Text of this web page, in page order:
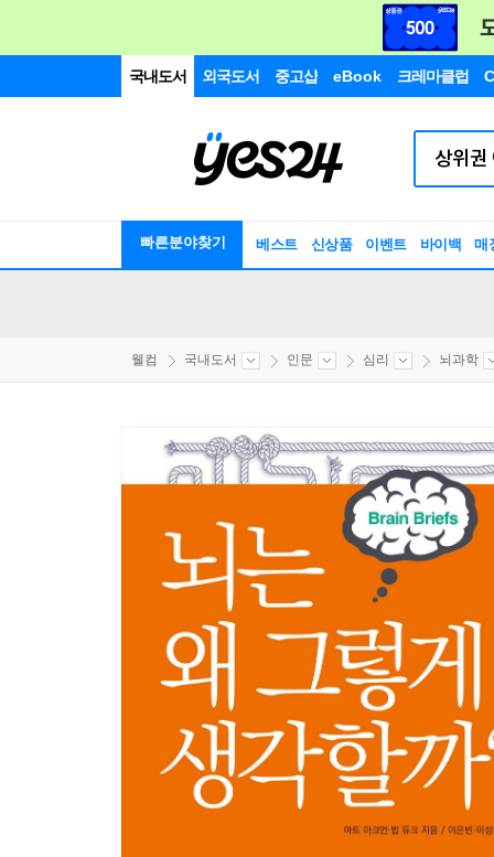
국내도서 외국도서 중고샵 eBook 크레마클럽
빠른분야찾기 베스트 신상품 이벤트 바이백 매
웰컴 국내도서 인문 심리 뇌과학